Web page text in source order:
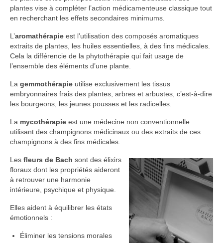
plantes vise à compléter l’action médicamenteuse classique tout
en recherchant les effets secondaires minimums.
L’aromathérapie est l’utilisation des composés aromatiques
extraits de plantes, les huiles essentielles, à des fins médicales.
Cela la différencie de la phytothérapie qui fait usage de
l’ensemble des éléments d’une plante.
La gemmothérapie utilise exclusivement les tissus
embryonnaires frais des plantes, arbres et arbustes, c’est-à-dire
les bourgeons, les jeunes pousses et les radicelles.
La mycothérapie est une médecine non conventionnelle
utilisant des champignons médicinaux ou des extraits de ces
champignons à des fins médicales.
Les fleurs de Bach sont des élixirs
floraux dont les propriétés aideront
à retrouver une harmonie
intérieure, psychique et physique.
Elles aident à équilibrer les états
émotionnels :
Éliminer les tensions morales